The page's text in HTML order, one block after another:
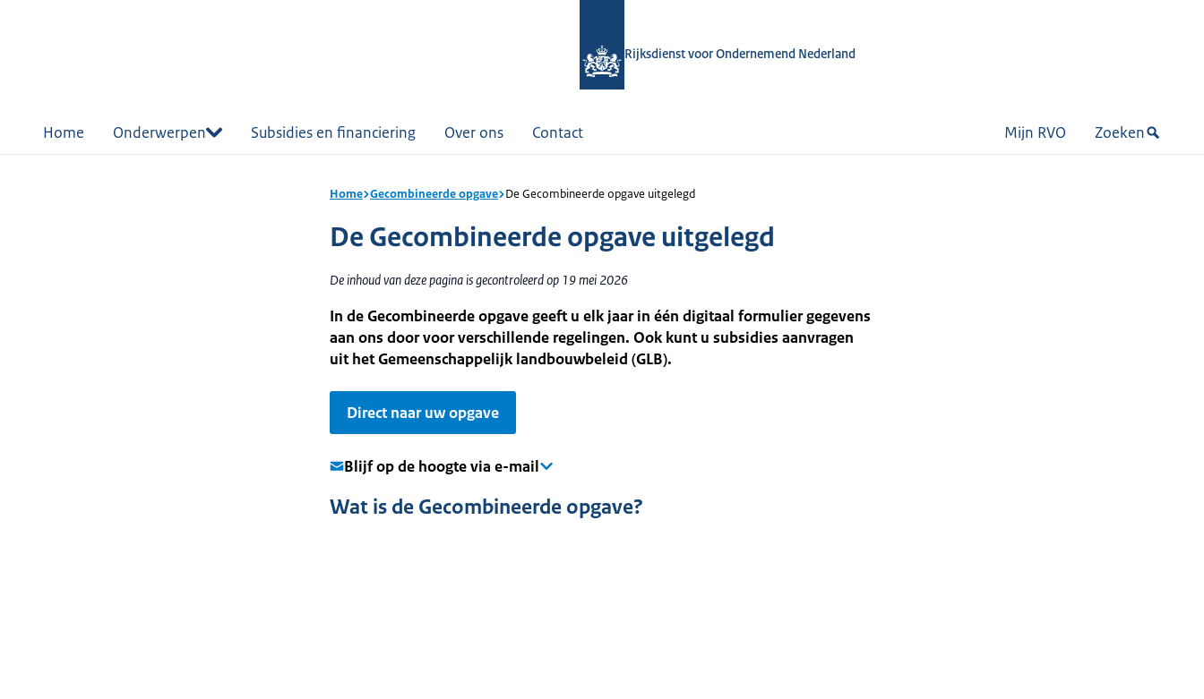
Rijksdienst voor Ondernemend Nederland
Home Onderwerpen Subsidies en financiering Over ons Contact Mijn RVO Zoeken
Home Gecombineerde opgave De Gecombineerde opgave uitgelegd
De Gecombineerde opgave uitgelegd
De inhoud van deze pagina is gecontroleerd op 19 mei 2026
In de Gecombineerde opgave geeft u elk jaar in één digitaal formulier gegevens
aan ons door voor verschillende regelingen. Ook kunt u subsidies aanvragen
uit het Gemeenschappelijk landbouwbeleid (GLB).
Direct naar uw opgave
Blijf op de hoogte via e-mail
Wat is de Gecombineerde opgave?